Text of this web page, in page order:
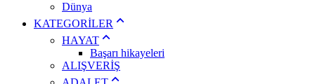
Dünya
KATEGORİLER
HAYAT
Başarı hikayeleri
ALIŞVERİŞ